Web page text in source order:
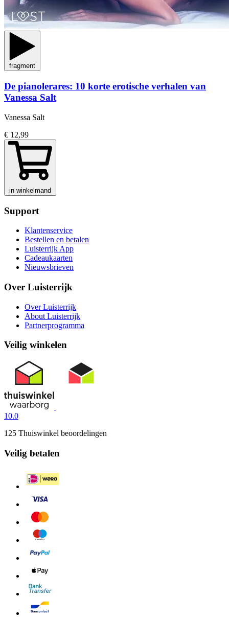
fragment
De pianolerares: 10 korte erotische verhalen van
Vanessa Salt
Vanessa Salt
€ 12,99
in winkelmand
Support
Klantenservice
Bestellen en betalen
Luisterrijk App
Cadeaukaarten
Nieuwsbrieven
Over Luisterrijk
Over Luisterrijk
About Luisterrijk
Partnerprogramma
Veilig winkelen
10.0
125 Thuiswinkel beoordelingen
Veilig betalen